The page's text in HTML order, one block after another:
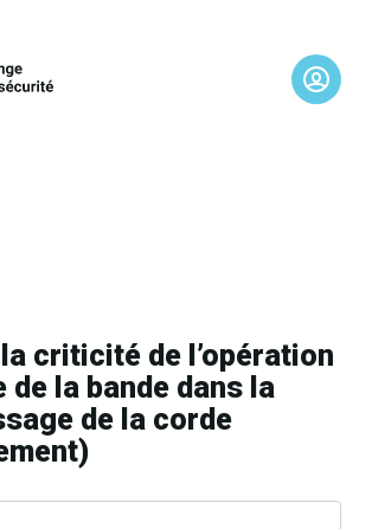
criticité de l’opération
de la bande dans la
de la corde